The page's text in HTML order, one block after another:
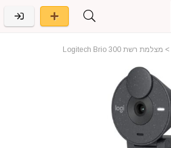
> מצלמת רשת Logitech Brio 300